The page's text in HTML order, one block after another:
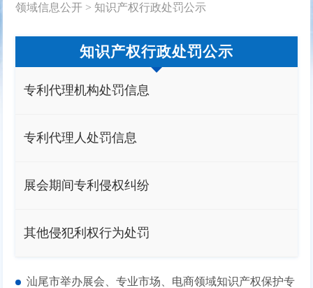
领域信息公开 > 知识产权行政处罚公示
知识产权行政处罚公示
专利代理机构处罚信息
专利代理人处罚信息
展会期间专利侵权纠纷
其他侵犯利权行为处罚
汕尾市举办展会、专业市场、电商领域知识产权保护专